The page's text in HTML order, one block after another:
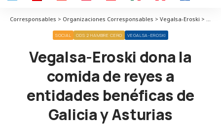
Corresponsables > Organizaciones Corresponsables > Vegalsa-Eroski > Vegalsa-Eroski dona la comida de reyes a entidades benéficas de Galicia y Asturias
SOCIAL ODS 2 HAMBRE CERO VEGALSA-EROSKI
Vegalsa-Eroski dona la
comida de reyes a
entidades benéficas de
Galicia y Asturias